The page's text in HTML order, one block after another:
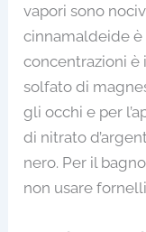
vapori sono
cinnamaldeide
concentrazioni è
solfato di
gli occhi e per
di nitrato
nero. Per il
non usare